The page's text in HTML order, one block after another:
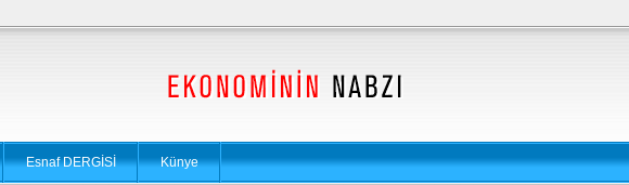
Esnaf DERGİSİ Künye